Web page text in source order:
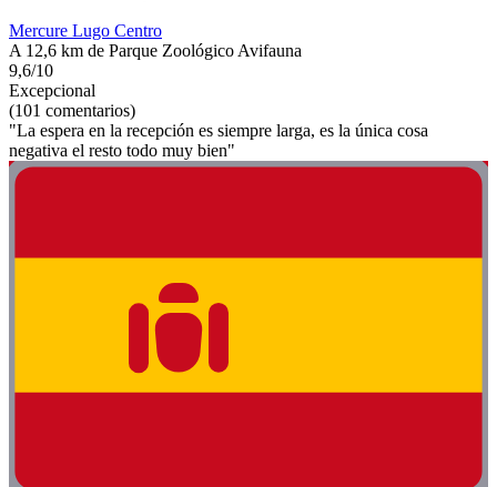
Mercure Lugo Centro
A 12,6 km de Parque Zoológico Avifauna
9,6/10
Excepcional
(101 comentarios)
"La espera en la recepción es siempre larga, es la única cosa
negativa el resto todo muy bien"